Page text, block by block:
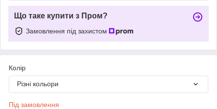
Що таке купити з Пром?
Замовлення під захистом
Колір
Різні кольори
Під замовлення